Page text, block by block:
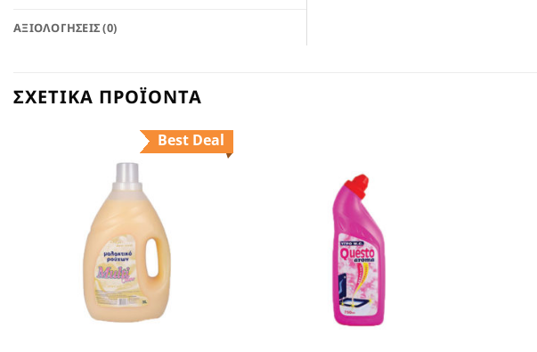
ΑΞΙΟΛΟΓΉΣΕΙΣ (0)
ΣΧΕΤΙΚΆ ΠΡΟΪΌΝΤΑ
Best Deal